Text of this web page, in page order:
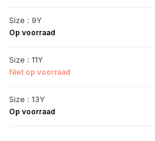
Size : 9Y
Op voorraad
Size : 11Y
Niet op voorraad
Size : 13Y
Op voorraad